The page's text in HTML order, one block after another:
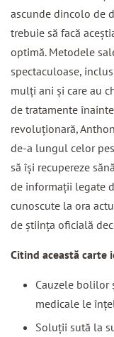
ascunde dincolo de
trebuie să facă
optimă. Metodele
spectaculoase,
mulţi ani şi care au
de tratamente
revoluţionară,
de-a lungul celor
să îşi recupereze
de informaţii legate
cunoscute la ora
de ştiinţa oficială
Citind această carte
Cauzele bolilor
medicale le
Soluţii sută la